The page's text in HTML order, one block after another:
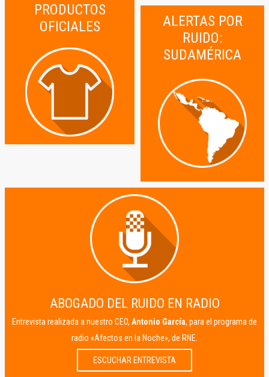
PRODUCTOS
OFICIALES
ALERTAS POR
RUIDO:
SUDAMÉRICA
ABOGADO DEL RUIDO EN RADIO
Entrevista realizada a nuestro CEO, Antonio García, para el programa de
radio «Afectos en la Noche», de RNE.
ESCUCHAR ENTREVISTA